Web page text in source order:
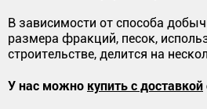
В зависимости от способа
размера фракций, песок,
строительстве, делится на
У нас можно купить с доставкой